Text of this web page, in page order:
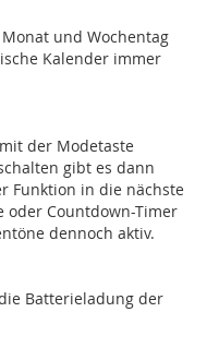
und Wochentag
Kalender immer
der Modetaste
gibt es dann
Funktion in die nächste
oder Countdown-Timer
dennoch aktiv.
Batterieladung der